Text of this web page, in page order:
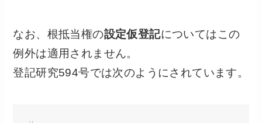
なお、根抵当権の設定仮登記についてはこの
例外は適用されません。
登記研究594号では次のようにされています。